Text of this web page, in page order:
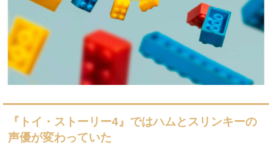
『トイ・ストーリー4』ではハムとスリンキーの
声優が変わっていた